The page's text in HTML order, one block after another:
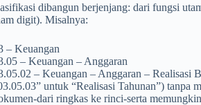
dibangun berjenjang: dari fungsi
digit). Misalnya:
– Keuangan
– Keuangan – Anggaran
– Keuangan – Anggaran – Realisasi
untuk “Realisasi Tahunan”) tanpa
dari ringkas ke rinci-serta